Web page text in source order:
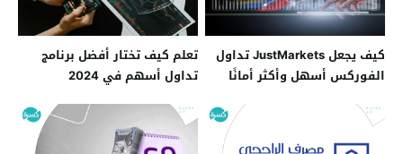
كيف يجعل JustMarkets تداول
الفوركس أسهل وأكثر أمانًا
تعلم كيف تختار أفضل برنامج
تداول أسهم في 2024